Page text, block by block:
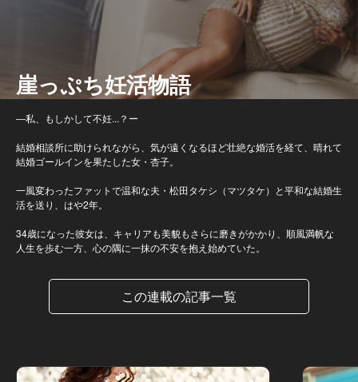
崖っぷち妊活物語
―私、もしかして不妊...？ー
結婚相談所に助けられながら、気が遠くなるほど壮絶な婚活を経て、晴れて
結婚ゴールインを果たした女・杏子。
一風変わったファットで温和な夫・松田タケシ（マツタケ）と平和な結婚生
活を送り、はや2年。
34歳になった彼女は、キャリアも美貌もさらに磨きがかかり、順風満帆な
人生を歩む一方、心の隅に一抹の不安を抱え始めていた。
この連載の記事一覧